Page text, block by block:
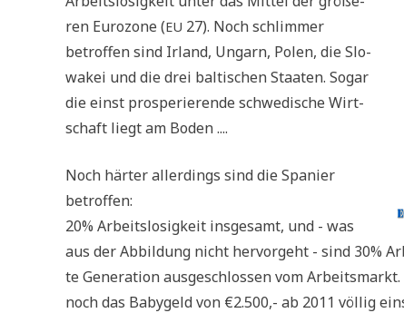
ren Euro­zo­ne (EU 27). Noch schlim­mer
betrof­fen sind Irland, Ungarn, Polen, die Slo­
wa­kei und die drei bal­ti­schen Staa­ten. Sogar
die einst pro­spe­rie­ren­de schwe­di­sche Wirt­
schaft liegt am Boden ....
Noch här­ter aller­dings sind die Spa­ni­er
betroffen:
20% Arbeits­lo­sig­keit ins­ge­samt, und - was
aus der Abbil­dung nicht her­vor­geht - sind 30%
te Gene­ra­ti­on aus­ge­schlos­sen vom
noch das Baby­geld von €2.500,- ab 2011 völ­lig